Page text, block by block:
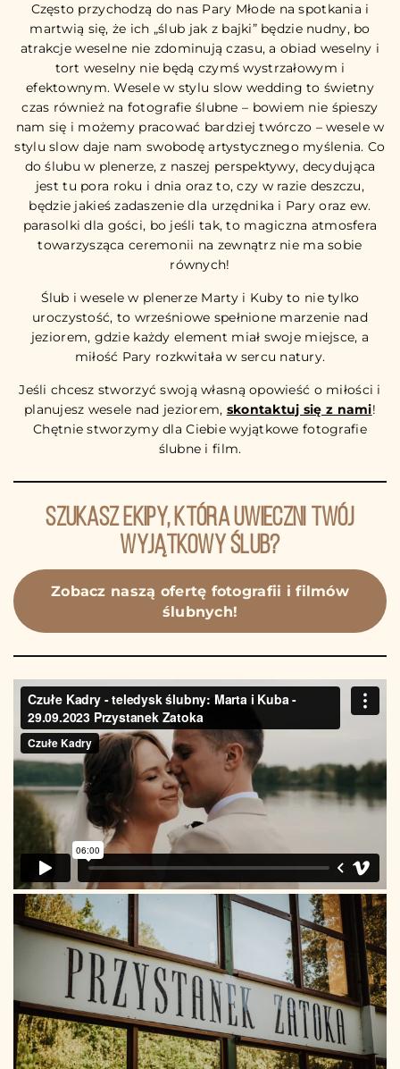
Często przychodzą do nas Pary Młode na spotkania i
martwią się, że ich „ślub jak z bajki” będzie nudny, bo
atrakcje weselne nie zdominują czasu, a obiad weselny i
tort weselny nie będą czymś wystrzałowym i
efektownym. Wesele w stylu slow wedding to świetny
czas również na fotografie ślubne – bowiem nie śpieszy
nam się i możemy pracować bardziej twórczo – wesele w
stylu slow daje nam swobodę artystycznego myślenia. Co
do ślubu w plenerze, z naszej perspektywy, decydująca
jest tu pora roku i dnia oraz to, czy w razie deszczu,
będzie jakieś zadaszenie dla urzędnika i Pary oraz ew.
parasolki dla gości, bo jeśli tak, to magiczna atmosfera
towarzysząca ceremonii na zewnątrz nie ma sobie
równych!
Ślub i wesele w plenerze Marty i Kuby to nie tylko
uroczystość, to wrześniowe spełnione marzenie nad
jeziorem, gdzie każdy element miał swoje miejsce, a
miłość Pary rozkwitała w sercu natury.
Jeśli chcesz stworzyć swoją własną opowieść o miłości i
planujesz wesele nad jeziorem, skontaktuj się z nami!
Chętnie stworzymy dla Ciebie wyjątkowe fotografie
ślubne i film.
Szukasz ekipy, która uwieczni Twój
wyjątkowy ślub?
Zobacz naszą ofertę fotografii i filmów
ślubnych!